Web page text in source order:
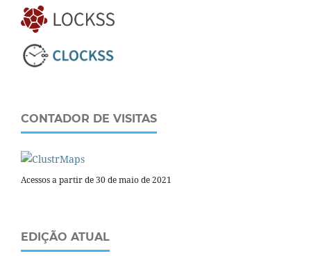
CONTADOR DE VISITAS
Acessos a partir de 30 de maio de 2021
EDIÇÃO ATUAL